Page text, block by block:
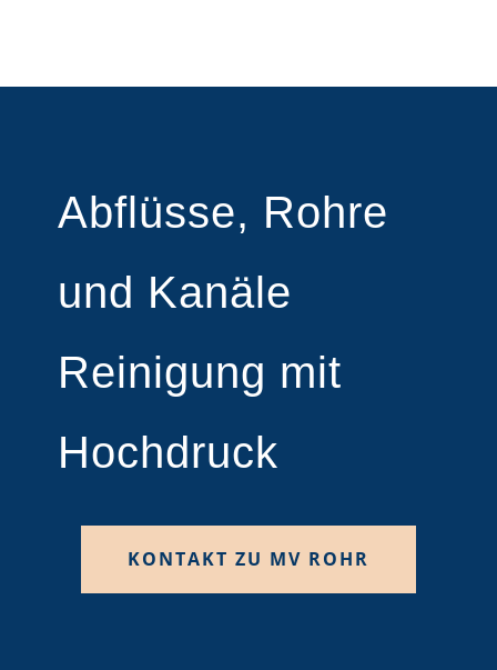
Abflüsse, Rohre
und Kanäle
Reinigung mit
Hochdruck
KONTAKT ZU MV ROHR